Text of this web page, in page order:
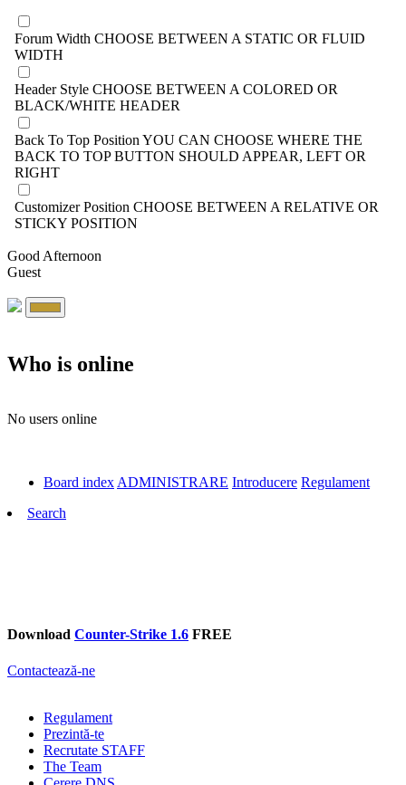
Forum Width CHOOSE BETWEEN A STATIC OR FLUID
WIDTH
Header Style CHOOSE BETWEEN A COLORED OR
BLACK/WHITE HEADER
Back To Top Position YOU CAN CHOOSE WHERE THE
BACK TO TOP BUTTON SHOULD APPEAR, LEFT OR
RIGHT
Customizer Position CHOOSE BETWEEN A RELATIVE OR
STICKY POSITION
Good Afternoon
Guest
Who is online
No users online
Board index ADMINISTRARE Introducere Regulament
Search
Download Counter-Strike 1.6 FREE
Contactează-ne
Regulament
Prezintă-te
Recrutate STAFF
The Team